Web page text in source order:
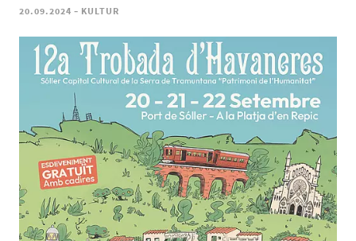
20.09.2024 - KULTUR